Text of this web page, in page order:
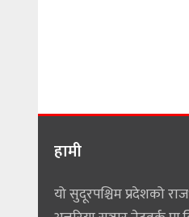
हामी
यो सुदूरपश्चिम प्रदेशको